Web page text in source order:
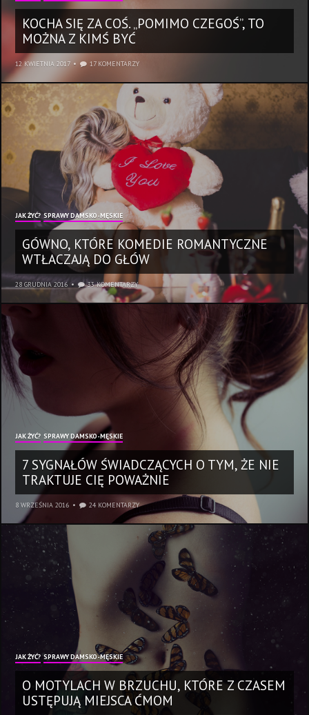
KOCHA SIĘ ZA COŚ. „POMIMO CZEGOŚ”, TO
MOŻNA Z KIMŚ BYĆ
12 KWIETNIA 2017 17 KOMENTARZY
JAK ŻYĆ? SPRAWY DAMSKO-MĘSKIE
GÓWNO, KTÓRE KOMEDIE ROMANTYCZNE
WTŁACZAJĄ DO GŁÓW
28 GRUDNIA 2016 33 KOMENTARZY
JAK ŻYĆ? SPRAWY DAMSKO-MĘSKIE
7 SYGNAŁÓW ŚWIADCZĄCYCH O TYM, ŻE NIE
TRAKTUJE CIĘ POWAŻNIE
8 WRZEŚNIA 2016 24 KOMENTARZY
JAK ŻYĆ? SPRAWY DAMSKO-MĘSKIE
O MOTYLACH W BRZUCHU, KTÓRE Z CZASEM
USTĘPUJĄ MIEJSCA ĆMOM